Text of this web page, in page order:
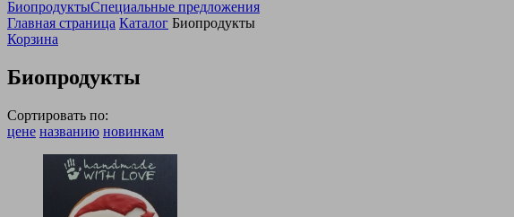
БиопродуктыСпециальные предложения
Главная страница Каталог Биопродукты
Корзина
Биопродукты
Сортировать по:
цене названию новинкам